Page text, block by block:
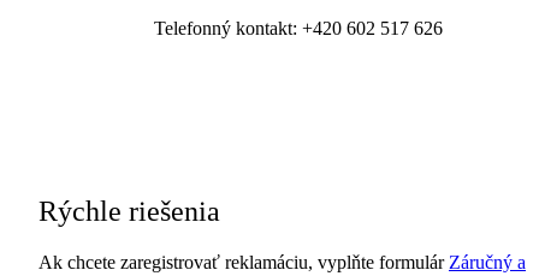
Telefonný kontakt: +420 602 517 626
Rýchle riešenia
Ak chcete zaregistrovať reklamáciu, vyplňte formulár Záručný a